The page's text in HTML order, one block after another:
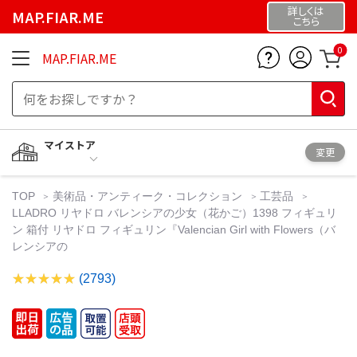
MAP.FIAR.ME 詳しくは
こちら
MAP.FIAR.ME 0
マイストア
変更
TOP 美術品・アンティーク・コレクション
工芸品
LLADRO リヤドロ バレンシアの少女（花かご）1398 フィギュリ
ン 箱付 リヤドロ フィギュリン『Valencian Girl with Flowers（バ
レンシアの
(2793)